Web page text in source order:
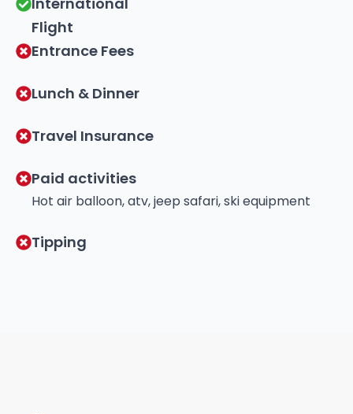
Flight
⁠Entrance Fees
Lunch & Dinner
Travel Insurance
Paid activities
Hot air balloon, atv, jeep safari, ski equipment
Tipping